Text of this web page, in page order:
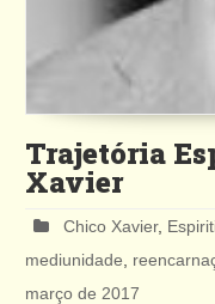
Trajetória
Xavier
Chico Xavier,
mediunidade
março de 2017